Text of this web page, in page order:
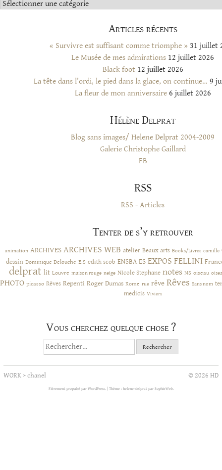
Catégories
Articles récents
« Survivre est suffisant comme triomphe » 31 juillet
Le Musée de mes admirations 12 juillet 2026
Black foot 12 juillet 2026
La tête dans l’ordi, le pied dans la glace, on continue… 9
La fleur de mon anniversaire 6 juillet 2026
Hélène Delprat
Blog sans images/ Helene Delprat 2004-2009
Galerie Christophe Gaillard
FB
RSS
RSS - Articles
Tenter de s’y retrouver
animation ARCHIVES ARCHIVES WEB atelier Beaux arts Books/Livres camille
dessin Dominique Delouche E.S edith scob ENSBA ES EXPOS FELLINI
delprat lit Louvre maison rouge neige NIcole Stephane notes NS oiseau
PHOTO picasso Rêves Repenti Roger Dumas Rome rue rêve Rêves Sans nom
medicis Viviers
Vous cherchez quelque chose ?
Rechercher :
WORK>chanel © 2026 HD
Fièrement propulsé par WordPress. Thème : helene-delprat par SophieWeb.